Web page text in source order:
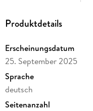
Produktdetails
Erscheinungsdatum
25. September 2025
Sprache
deutsch
Seitenanzahl